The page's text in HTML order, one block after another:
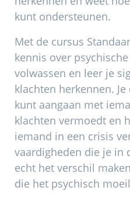
kunt ondersteunen.
Met de cursus
kennis over
volwassen en leer je
klachten herkennen.
kunt aangaan met
klachten vermoedt en
iemand in een crisis
vaardigheden die je in
echt het verschil
die het psychisch